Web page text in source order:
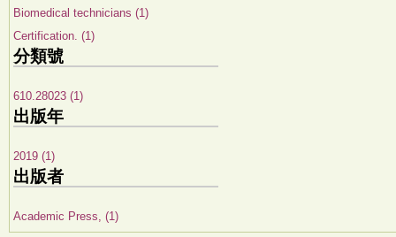
Biomedical technicians (1)
Certification. (1)
分類號
610.28023 (1)
出版年
2019 (1)
出版者
Academic Press, (1)